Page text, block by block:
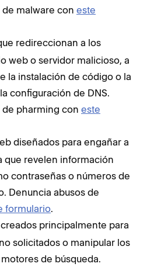
de malware con este
redireccionan a los
web o servidor malicioso, a
la instalación de código o la
configuración de DNS.
de pharming con este
diseñados para engañar a
que revelen información
contraseñas o números de
Denuncia abusos de
formulario.
principalmente para
solicitados o manipular los
de búsqueda.